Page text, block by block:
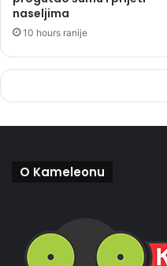
naseljima
10 hours ranije
O Kameleonu